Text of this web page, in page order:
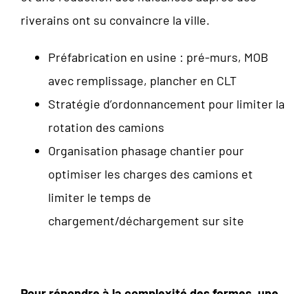
riverains ont su convaincre la ville.
Préfabrication en usine : pré-murs, MOB
avec remplissage, plancher en CLT
Stratégie d’ordonnancement pour limiter la
rotation des camions
Organisation phasage chantier pour
optimiser les charges des camions et
limiter le temps de
chargement/déchargement sur site